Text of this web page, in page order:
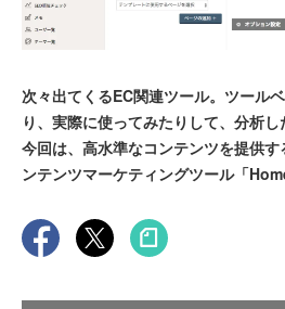
次々出てくるEC関連ツール。ツール
り、実際に使ってみたりして、分析し
今回は、高水準なコンテンツを提供
ンテンツマーケティングツール「